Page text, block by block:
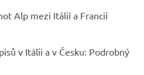
Alp mezi Itálií a Francií
v Itálii a v Česku: Podrobný